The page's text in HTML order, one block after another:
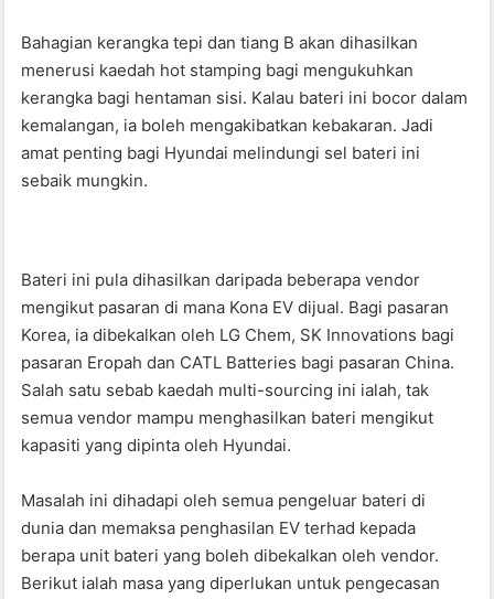
Bahagian kerangka tepi dan tiang B akan dihasilkan
menerusi kaedah hot stamping bagi mengukuhkan
kerangka bagi hentaman sisi. Kalau bateri ini bocor dalam
kemalangan, ia boleh mengakibatkan kebakaran. Jadi
amat penting bagi Hyundai melindungi sel bateri ini
sebaik mungkin.
Bateri ini pula dihasilkan daripada beberapa vendor
mengikut pasaran di mana Kona EV dijual. Bagi pasaran
Korea, ia dibekalkan oleh LG Chem, SK Innovations bagi
pasaran Eropah dan CATL Batteries bagi pasaran China.
Salah satu sebab kaedah multi-sourcing ini ialah, tak
semua vendor mampu menghasilkan bateri mengikut
kapasiti yang dipinta oleh Hyundai.
Masalah ini dihadapi oleh semua pengeluar bateri di
dunia dan memaksa penghasilan EV terhad kepada
berapa unit bateri yang boleh dibekalkan oleh vendor.
Berikut ialah masa yang diperlukan untuk pengecasan